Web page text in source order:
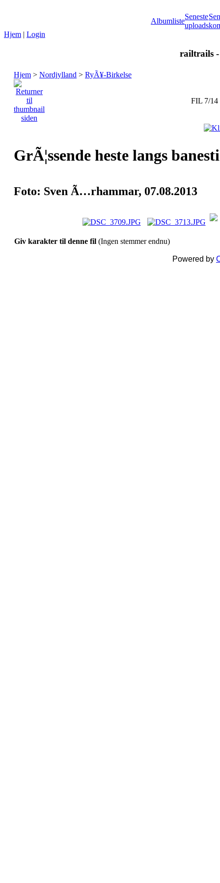
Albumliste
Seneste
uploads
Hjem | Login
railtrails
Hjem > Nordjylland > RyÃ¥-Birkelse
FIL 7/14
GrÃ¦ssende heste langs
Foto: Sven Ã…rhammar, 07.08.2013
Giv karakter til denne fil (Ingen stemmer endnu)
Powered by